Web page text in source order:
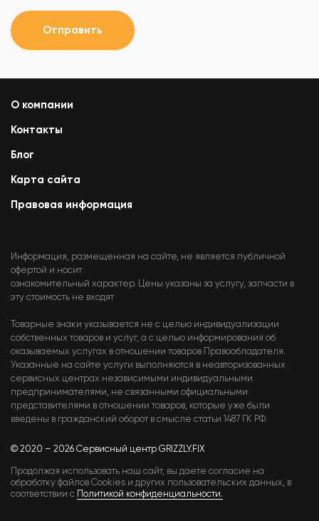
Отправить
О компании
Контакты
Блог
Карта сайта
Правовая информация
Информация, размещенная на сайте, не является публичной
офертой и носит
ознакомительный характер. Цены указаны за услугу, запчасти в
эту стоимость не входят
Товарные знаки указывается не с целью индивидуализации
собственных товаров и услуг, а с целью информирования об
оказываемых услугах в отношении товаров Правообладателя.
Указанные на сайте услуги выполняются в неавторизованных
сервисных центрах независимыми индивидуальными
предпринимателями, не связанными официальными
представителями в отношении товаров, которые уже были
введены в гражданский оборот в смысле статьи 1487 ГК РФ.
© 2020 – 2026 Сервисный центр GRIZZLY.FIX
Продолжая использовать наш сайт, вы даете согласие на
обработку файлов Cookies и других пользовательских данных, в
соответствии с Политикой конфиденциальности.